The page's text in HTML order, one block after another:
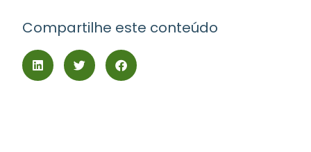
Compartilhe este conteúdo